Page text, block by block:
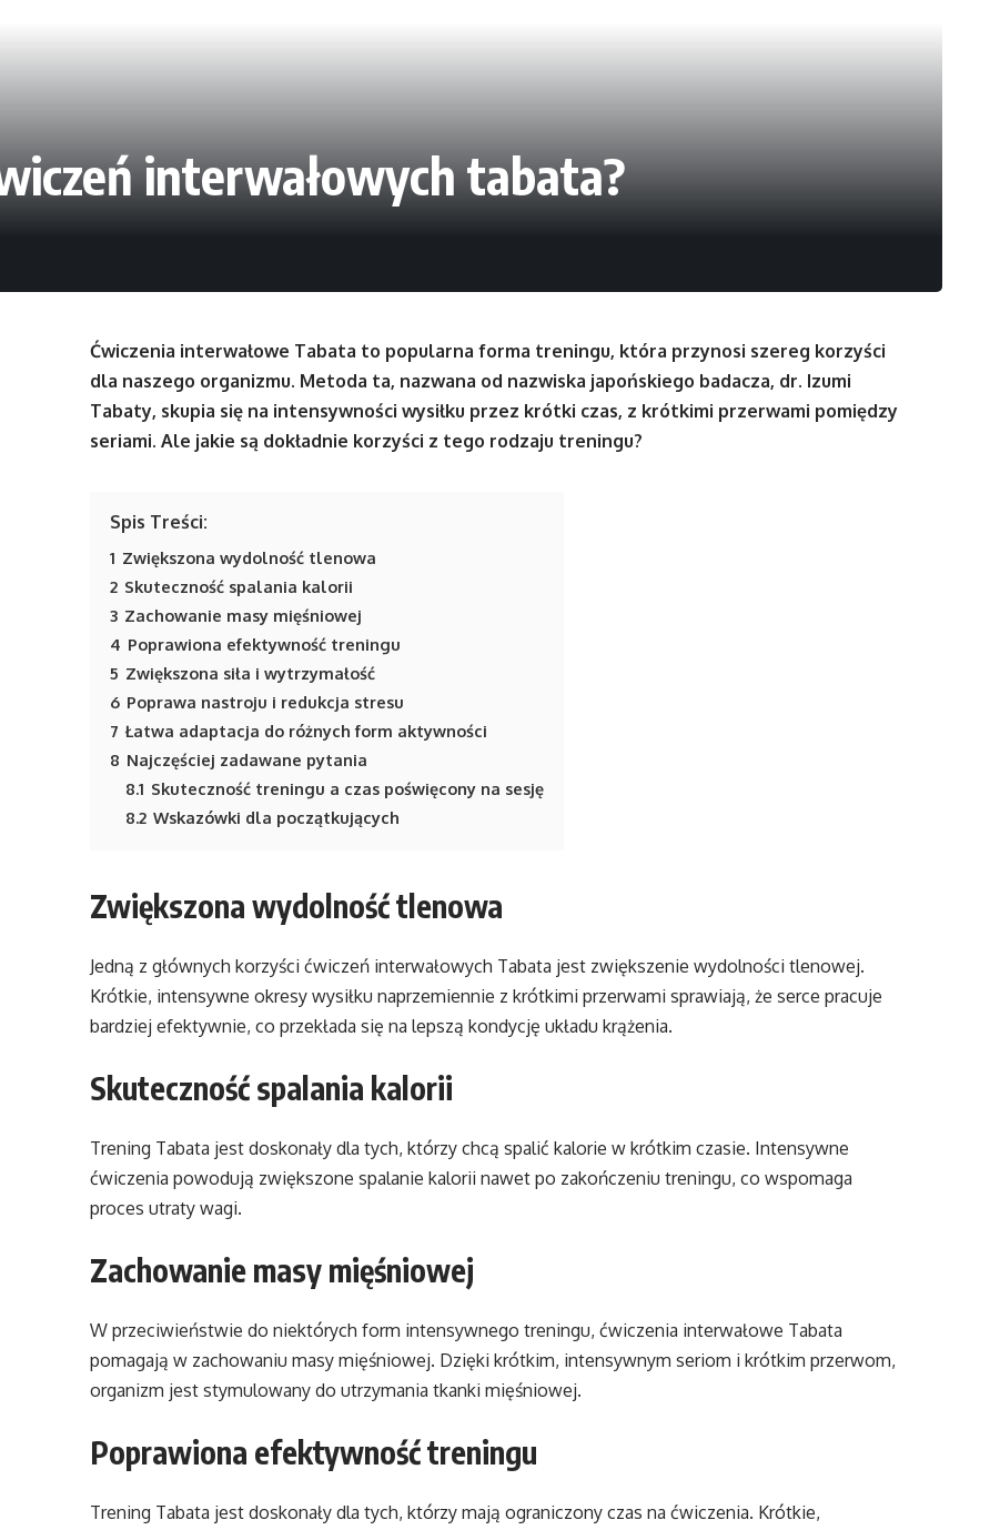
interwałowych tabata?
Ćwiczenia interwałowe Tabata to popularna forma treningu, która przynosi szereg korzyści
dla naszego organizmu. Metoda ta, nazwana od nazwiska japońskiego badacza, dr. Izumi
Tabaty, skupia się na intensywności wysiłku przez krótki czas, z krótkimi przerwami pomiędzy
seriami. Ale jakie są dokładnie korzyści z tego rodzaju treningu?
Spis Treści:
1 Zwiększona wydolność tlenowa
2 Skuteczność spalania kalorii
3 Zachowanie masy mięśniowej
4 Poprawiona efektywność treningu
5 Zwiększona siła i wytrzymałość
6 Poprawa nastroju i redukcja stresu
7 Łatwa adaptacja do różnych form aktywności
8 Najczęściej zadawane pytania
8.1 Skuteczność treningu a czas poświęcony na sesję
8.2 Wskazówki dla początkujących
Zwiększona wydolność tlenowa
Jedną z głównych korzyści ćwiczeń interwałowych Tabata jest zwiększenie wydolności tlenowej.
Krótkie, intensywne okresy wysiłku naprzemiennie z krótkimi przerwami sprawiają, że serce pracuje
bardziej efektywnie, co przekłada się na lepszą kondycję układu krążenia.
Skuteczność spalania kalorii
Trening Tabata jest doskonały dla tych, którzy chcą spalić kalorie w krótkim czasie. Intensywne
ćwiczenia powodują zwiększone spalanie kalorii nawet po zakończeniu treningu, co wspomaga
proces utraty wagi.
Zachowanie masy mięśniowej
W przeciwieństwie do niektórych form intensywnego treningu, ćwiczenia interwałowe Tabata
pomagają w zachowaniu masy mięśniowej. Dzięki krótkim, intensywnym seriom i krótkim przerwom,
organizm jest stymulowany do utrzymania tkanki mięśniowej.
Poprawiona efektywność treningu
Trening Tabata jest doskonały dla tych, którzy mają ograniczony czas na ćwiczenia. Krótkie,